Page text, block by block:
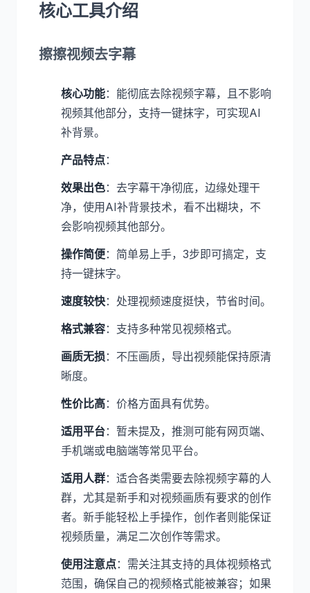
核心工具介绍
擦擦视频去字幕
核心功能：能彻底去除视频字幕，且不影响
视频其他部分，支持一键抹字，可实现AI
补背景。
产品特点：
效果出色：去字幕干净彻底，边缘处理干
净，使用AI补背景技术，看不出糊块，不
会影响视频其他部分。
操作简便：简单易上手，3步即可搞定，支
持一键抹字。
速度较快：处理视频速度挺快，节省时间。
格式兼容：支持多种常见视频格式。
画质无损 ：不压画质，导出视频能保持原清
晰度。
性价比高：价格方面具有优势。
适用平台：暂未提及，推测可能有网页端、
手机端或电脑端等常见平台。
适用人群：适合各类需要去除视频字幕的人
群，尤其是新手和对视频画质有要求的创作
者。新手能轻松上手操作，创作者则能保证
视频质量，满足二次创作等需求。
使用注意点：需关注其支持的具体视频格式
范围，确保自己的视频格式能被兼容；如果